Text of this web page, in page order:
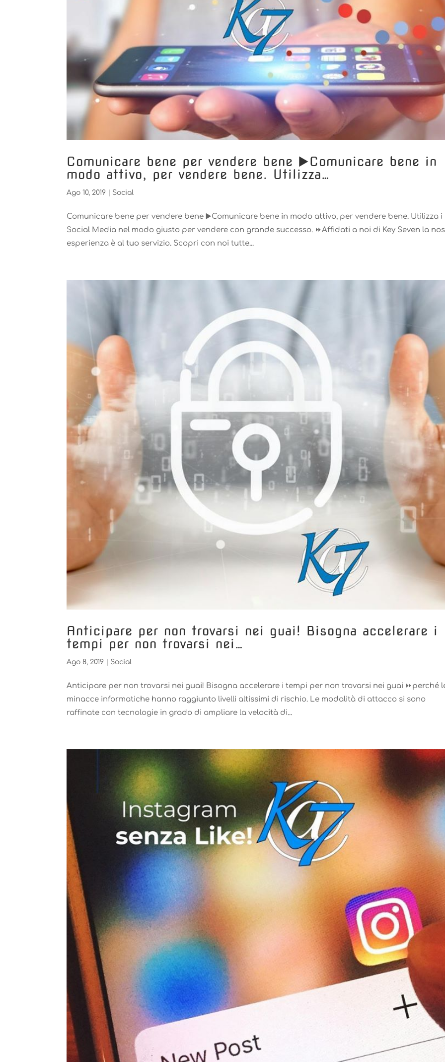
Comunicare bene per vendere bene ▶️Comunicare bene in
modo attivo, per vendere bene. Utilizza…
Ago 10, 2019 Social
Comunicare bene per vendere bene ▶️Comunicare bene in modo attivo, per vendere bene. Utilizza i
Social Media nel modo giusto per vendere con grande successo. ⏩Affidati a noi di Key Seven la
esperienza è al tuo servizio. Scopri con noi tutte...
Anticipare per non trovarsi nei guai! Bisogna accelerare i
tempi per non trovarsi nei…
Ago 8, 2019 Social
Anticipare per non trovarsi nei guai! Bisogna accelerare i tempi per non trovarsi nei guai ⏩perché
minacce informatiche hanno raggiunto livelli altissimi di rischio. Le modalità di attacco si sono
raffinate con tecnologie in grado di ampliare la velocità di...